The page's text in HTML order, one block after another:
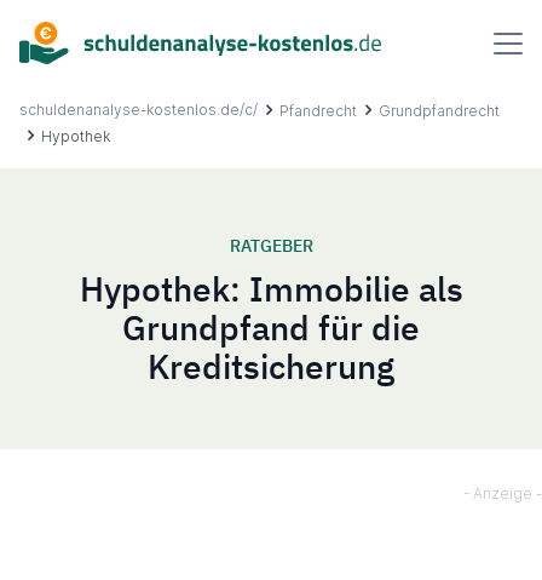
springen
schuldenanalyse-kostenlos.de/c/ Pfandrecht
Grundpfandrecht
Hypothek
RATGEBER
Hypothek: Immobilie als
Grundpfand für die
Kreditsicherung